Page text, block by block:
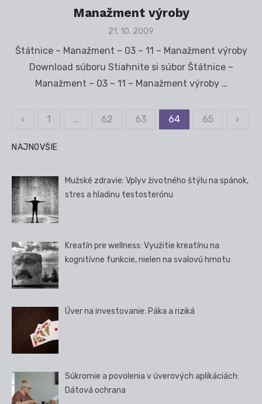
Manažment výroby
Posted
21. 10. 2009
Štátnice – Manažment – 03 – 11 – Manažment výroby
Download súboru Stiahnite si súbor Štátnice –
Manažment – 03 – 11 – Manažment výroby …
príspevkov
‹ 1 … 62 63 64 65 ›
NAJNOVŠIE
Mužské zdravie: Vplyv životného štýlu na spánok,
stres a hladinu testosterónu
Kreatín pre wellness: Využitie kreatínu na
kognitívne funkcie, nielen na svalovú hmotu
Úver na investovanie: Páka a riziká
Súkromie a povolenia v úverových aplikáciách:
Dátová ochrana